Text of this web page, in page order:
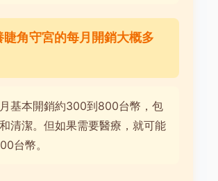
睫角守宮的每月開銷大概多
基本開銷約300到800台幣，包
清潔。但如果需要醫療，就可能
台幣。